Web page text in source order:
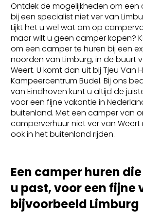
Ontdek de mogelijkheden om een
bij een specialist niet ver van
Lijkt het u wel wat om op
maar wilt u geen camper kopen?
om een camper te huren bij een
noorden van Limburg, in de buurt
Weert. U komt dan uit bij Tjeu Van
Kampeercentrum Budel. Bij ons
van Eindhoven kunt u altijd de
voor een fijne vakantie in
buitenland. Met een camper van
camperverhuur niet ver van Weert
ook in het buitenland rijden.
Een camper huren
u past, voor een fijne
bijvoorbeeld Limburg